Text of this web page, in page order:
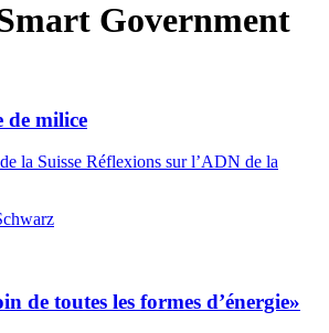
Government
de milice
la Suisse Réflexions sur l’ADN de la
de toutes les formes d’énergie»